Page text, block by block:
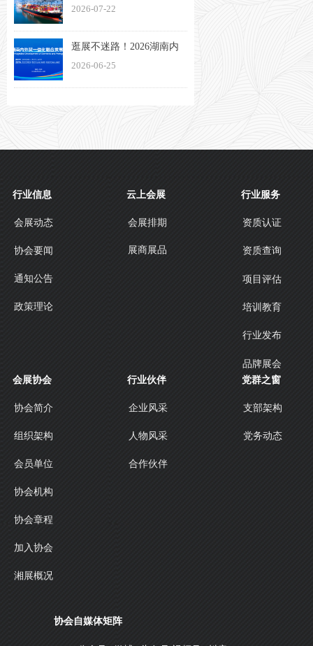
物流与交通（长沙）博览
2026-07-22
逛展不迷路！2026湖南内
外贸一体化融合发展博览
2026-06-25
会展动态
协会要闻
通知公告
政策理论
行业信息
会展排期
展商展品
云上会展
资质认证
资质查询
项目评估
培训教育
行业发布
品牌展会
行业服务
协会简介
组织架构
会员单位
协会机构
协会章程
加入协会
湘展概况
会展协会
企业风采
人物风采
合作伙伴
行业伙伴
支部架构
党务动态
党群之窗
协会自媒体矩阵